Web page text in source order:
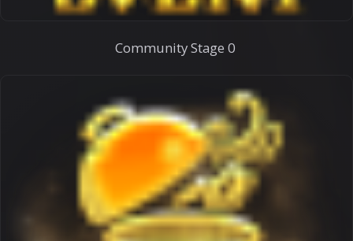
Community Stage 0